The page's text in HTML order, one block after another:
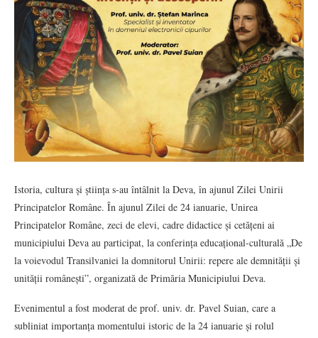
Istoria, cultura și știința s-au întâlnit la Deva, în ajunul Zilei Unirii
Principatelor Române. În ajunul Zilei de 24 ianuarie, Unirea
Principatelor Române, zeci de elevi, cadre didactice și cetățeni ai
municipiului Deva au participat, la conferința educațional-culturală „De
la voievodul Transilvaniei la domnitorul Unirii: repere ale demnității și
unității românești”, organizată de Primăria Municipiului Deva.
Evenimentul a fost moderat de prof. univ. dr. Pavel Suian, care a
subliniat importanța momentului istoric de la 24 ianuarie și rolul